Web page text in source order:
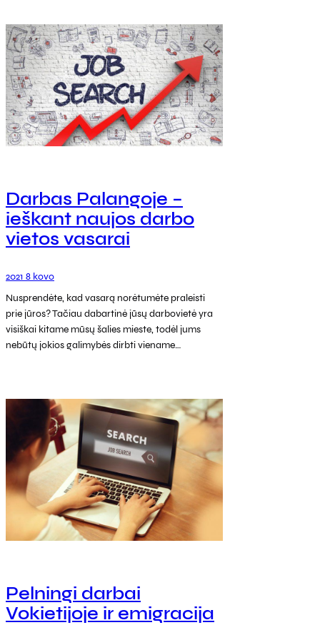
Darbas Palangoje –
ieškant naujos darbo
vietos vasarai
2021 8 kovo
Nusprendėte, kad vasarą norėtumėte praleisti
prie jūros? Tačiau dabartinė jūsų darbovietė yra
visiškai kitame mūsų šalies mieste, todėl jums
nebūtų jokios galimybės dirbti viename…
Pelningi darbai
Vokietijoje ir emigracija